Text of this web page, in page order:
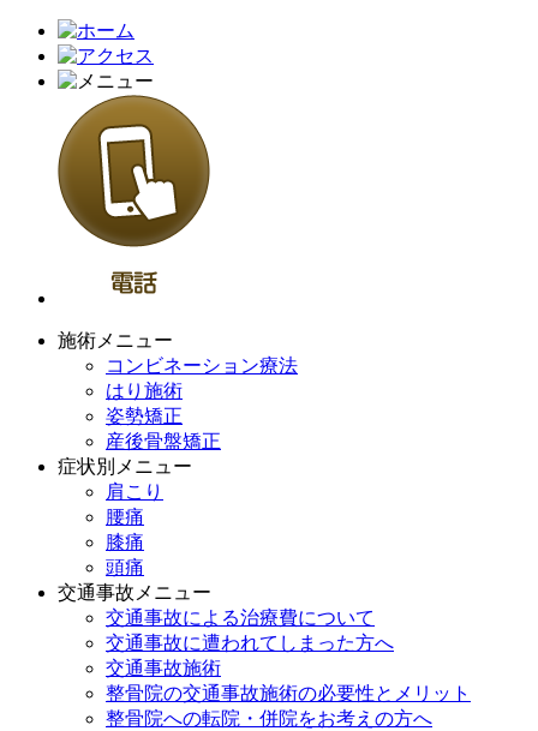
施術メニュー
コンビネーション療法
はり施術
姿勢矯正
産後骨盤矯正
症状別メニュー
肩こり
腰痛
膝痛
頭痛
交通事故メニュー
交通事故による治療費について
交通事故に遭われてしまった方へ
交通事故施術
整骨院の交通事故施術の必要性とメリット
整骨院への転院・併院をお考えの方へ